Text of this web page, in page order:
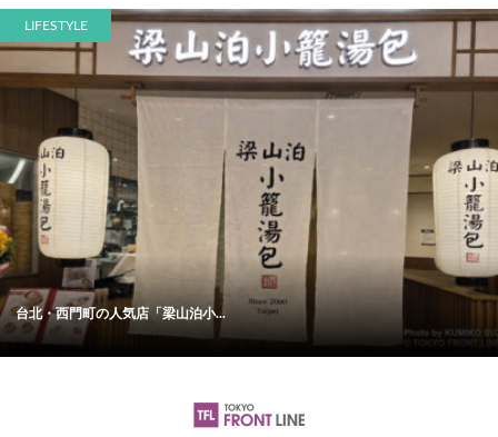
LIFESTYLE
台北・西門町の人気店「梁山泊小...